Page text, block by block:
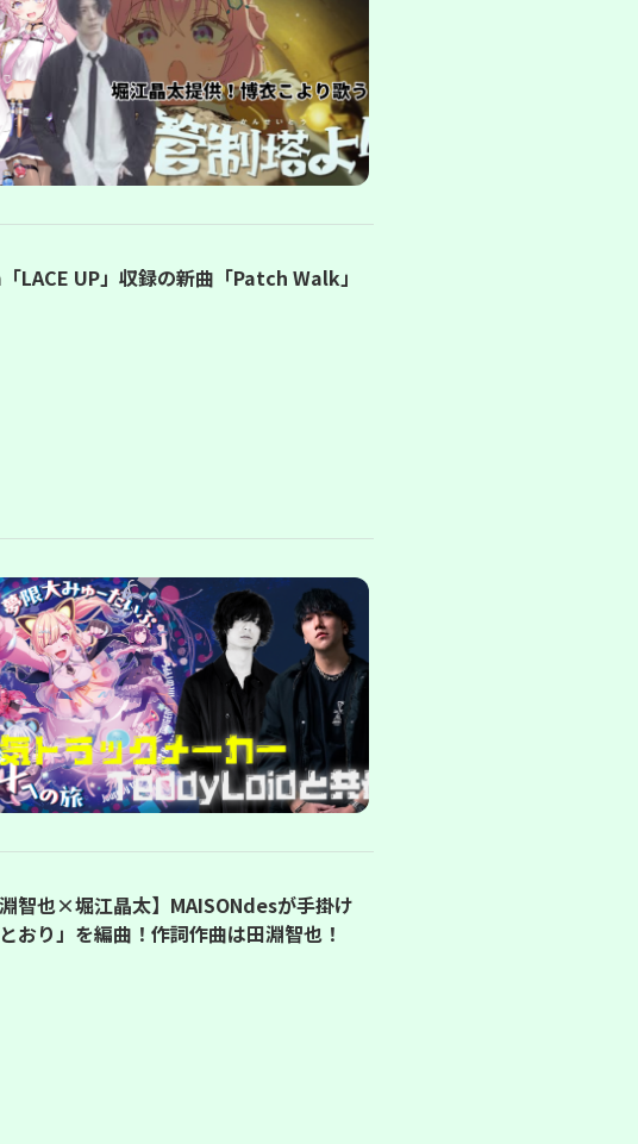
LACE UP」収録の新曲「Patch Walk」
智也×堀江晶太】MAISONdesが手掛け
おり」を編曲！作詞作曲は田淵智也！